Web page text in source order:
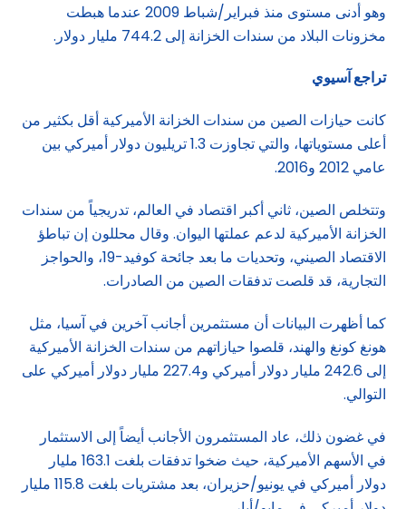
وهو أدنى مستوى منذ فبراير/شباط 2009 عندما هبطت
مخزونات البلاد من سندات الخزانة إلى 744.2 مليار دولار.
تراجع آسيوي
كانت حيازات الصين من سندات الخزانة الأميركية أقل بكثير من
أعلى مستوياتها، والتي تجاوزت 1.3 تريليون دولار أميركي بين
عامي 2012 و2016.
وتتخلص الصين، ثاني أكبر اقتصاد في العالم، تدريجياً من سندات
الخزانة الأميركية لدعم عملتها اليوان. وقال محللون إن تباطؤ
الاقتصاد الصيني، وتحديات ما بعد جائحة كوفيد-19، والحواجز
التجارية، قد قلصت تدفقات الصين من الصادرات.
كما أظهرت البيانات أن مستثمرين أجانب آخرين في آسيا، مثل
هونغ كونغ والهند، قلصوا حيازاتهم من سندات الخزانة الأميركية
إلى 242.6 مليار دولار أميركي و227.4 مليار دولار أميركي على
التوالي.
في غضون ذلك، عاد المستثمرون الأجانب أيضاً إلى الاستثمار
في الأسهم الأميركية، حيث ضخوا تدفقات بلغت 163.1 مليار
دولار أميركي في يونيو/حزيران، بعد مشتريات بلغت 115.8 مليار